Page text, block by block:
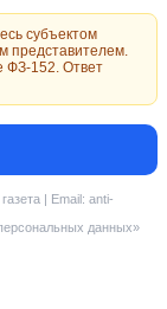
субъектом
представителем.
ФЗ-152. Ответ
| Email: anti-
данных»